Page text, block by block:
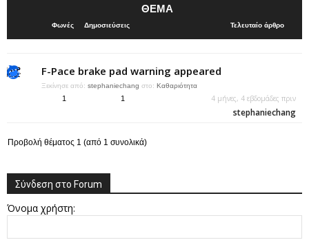
ΘΈΜΑ
Φωνές Δημοσιεύσεις Τελευταίο άρθρο
F-Pace brake pad warning appeared
Ξεκίνησε από: stephaniechang στο: Καθαριότητα
1 1 4 μήνες, 4 εβδομάδες πριν
stephaniechang
Προβολή θέματος 1 (από 1 συνολικά)
Σύνδεση στο Forum
Όνομα χρήστη: